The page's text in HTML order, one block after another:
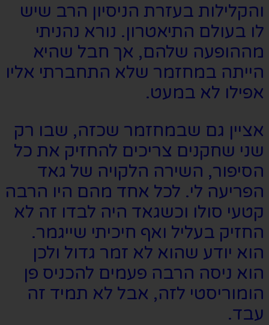
והקלילות בעזרת הניסיון הרב שיש
לו בעולם התיאטרון. נורא נהניתי
מההופעה שלהם, אך חבל שהיא
הייתה במחזמר שלא התחברתי אליו
אפילו לא במעט.
אציין גם שבמחזמר שכזה, שבו רק
שני שחקנים צריכים להחזיק את כל
הסיפור, השירה הלקויה של גאד
הפריעה לי. לכל אחד מהם היו הרבה
קטעי סולו וכשגאד היה לבדו זה לא
החזיק בעליל ואף חיכיתי שייגמר.
הוא יודע שהוא לא זמר גדול ולכן
הוא ניסה הרבה פעמים להכניס פן
הומוריסטי לזה, אבל לא תמיד זה
עבד.